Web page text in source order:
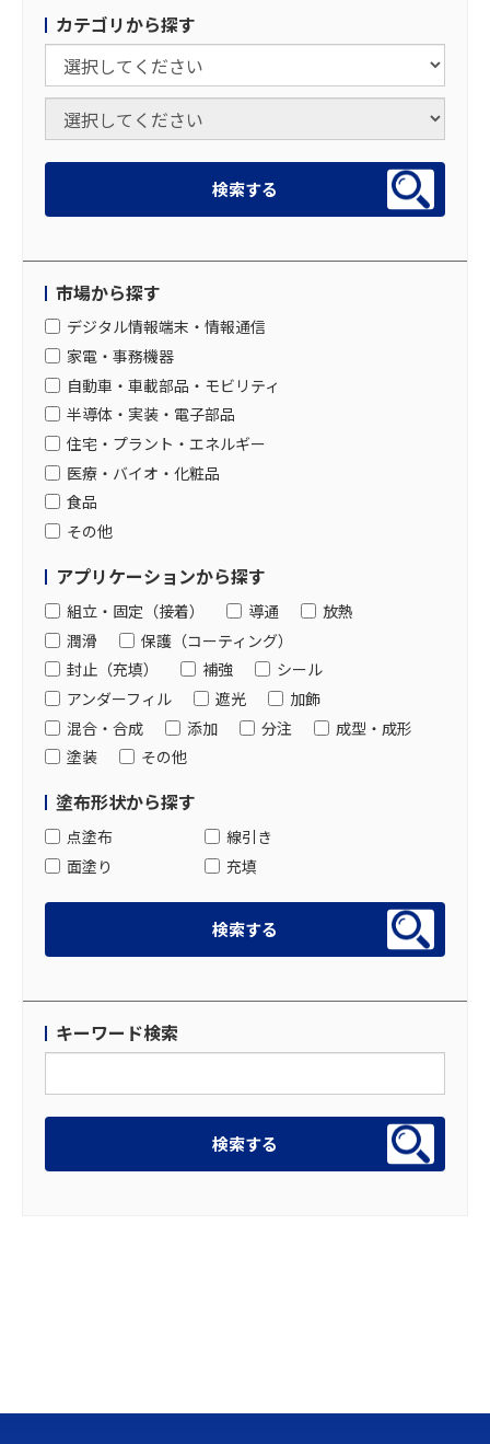
カテゴリから探す
市場から探す
デジタル情報端末・情報通信
家電・事務機器
自動車・車載部品・モビリティ
半導体・実装・電子部品
住宅・プラント・エネルギー
医療・バイオ・化粧品
食品
その他
アプリケーションから探す
組立・固定（接着） 導通
放熱
潤滑
保護（コーティング）
封止（充填）
補強
シール
アンダーフィル
遮光
加飾
混合・合成
添加 分注
成型・成形
塗装
その他
塗布形状から探す
点塗布
線引き
面塗り
充填
キーワード検索